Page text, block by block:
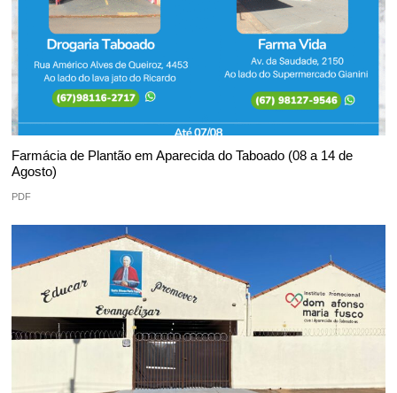
Farmácia de Plantão em Aparecida do Taboado (08 a 14 de
Agosto)
PDF